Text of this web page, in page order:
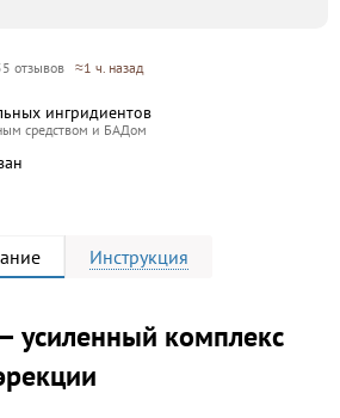
отзывов ≈1 ч. назад
ингридиентов
средством и БАДом
Инструкция
усиленный комплекс